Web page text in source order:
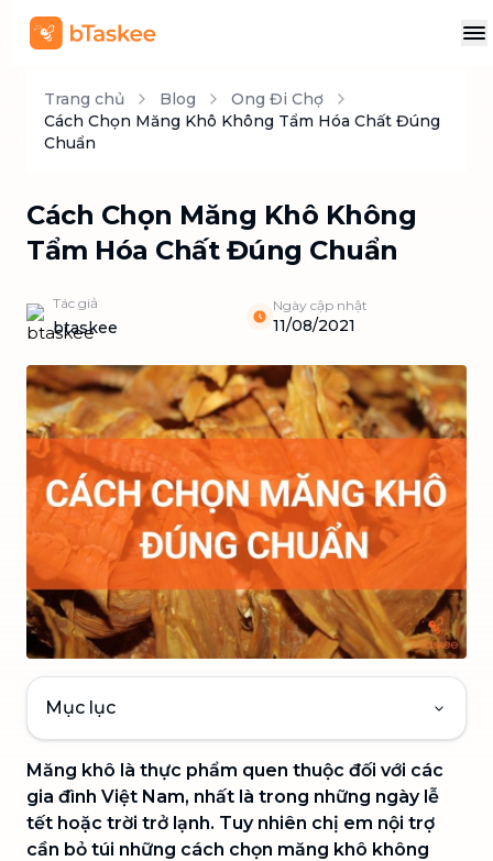
Trang chủ Blog
Ong Đi Chợ
Cách Chọn Măng Khô Không Tẩm Hóa Chất Đúng
Chuẩn
Cách Chọn Măng Khô Không
Tẩm Hóa Chất Đúng Chuẩn
Tác giả
btaskee
Ngày cập nhật
11/08/2021
Mục lục
Măng khô là thực phẩm quen thuộc đối với các
gia đình Việt Nam, nhất là trong những ngày lễ
tết hoặc trời trở lạnh. Tuy nhiên chị em nội trợ
cần bỏ túi những cách chọn măng khô không